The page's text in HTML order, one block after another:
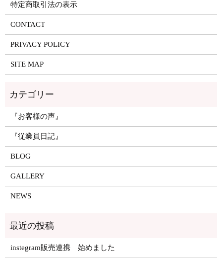
特定商取引法の表示
CONTACT
PRIVACY POLICY
SITE MAP
『お客様の声』
『従業員日記』
BLOG
GALLERY
NEWS
instegram販売連携 始めました